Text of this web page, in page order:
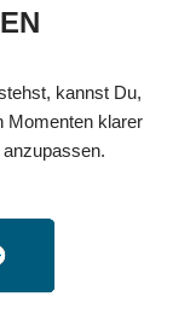
kannst Du,
Momenten klarer